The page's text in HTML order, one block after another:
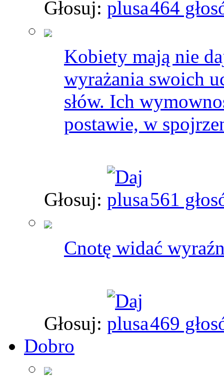
Głosuj: 464
Kobiety mają nie
wyrażania swoich
słów. Ich
postawie, w
Głosuj: 561
Cnotę widać
Głosuj:
469
Dobro